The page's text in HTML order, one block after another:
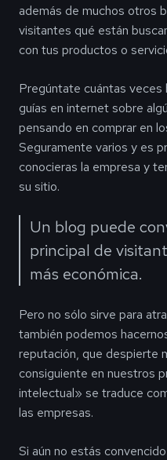
además de muchos otros
visitantes qué están
con tus productos o
Pregúntate cuántas veces
guías en internet sobre
pensando en comprar en
Seguramente varios y es
conocieras la empresa y
su sitio.
Un blog puede
principal de
más económica.
Pero no sólo sirve para
también podemos
reputación, que despierte
consiguiente en nuestros
intelectual» se traduce
las empresas.
Si aún no estás